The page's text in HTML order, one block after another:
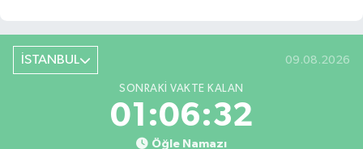
İSTANBUL 09.08.2026
SONRAKI VAKTE KALAN
01:06:31
Öğle Namazı